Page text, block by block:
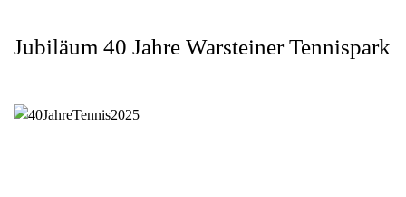
Jubiläum 40 Jahre Warsteiner Tennispark